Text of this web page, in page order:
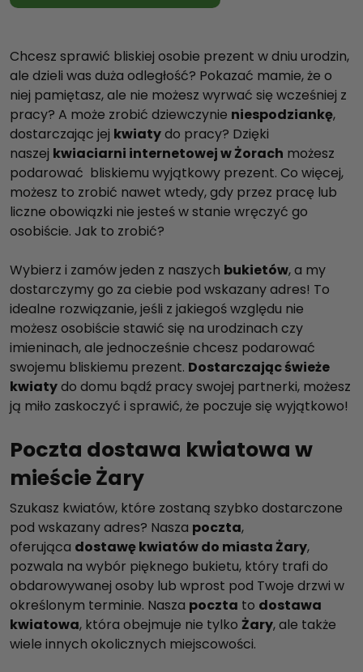
Chcesz sprawić bliskiej osobie prezent w dniu urodzin,
ale dzieli was duża odległość? Pokazać mamie, że o
niej pamiętasz, ale nie możesz wyrwać się wcześniej z
pracy? A może zrobić dziewczynie niespodziankę,
dostarczając jej kwiatydo pracy? Dzięki
naszej kwiaciarni internetowej w Żorach możesz
podarować bliskiemu wyjątkowy prezent. Co więcej,
możesz to zrobić nawet wtedy, gdy przez pracę lub
liczne obowiązki nie jesteś w stanie wręczyć go
osobiście. Jak to zrobić?
Wybierz i zamów jeden z naszych bukietów, a my
dostarczymy go za ciebie pod wskazany adres! To
idealne rozwiązanie, jeśli z jakiegoś względu nie
możesz osobiście stawić się na urodzinach czy
imieninach, ale jednocześnie chcesz podarować
swojemu bliskiemu prezent. Dostarczając świeże
kwiatydo domu bądź pracy swojej partnerki, możesz
ją miło zaskoczyć i sprawić, że poczuje się wyjątkowo!
Poczta dostawa kwiatowa w
mieście Żary
Szukasz kwiatów, które zostaną szybko dostarczone
pod wskazany adres? Nasza poczta,
oferująca dostawę kwiatów do miasta Żary,
pozwala na wybór pięknego bukietu, który trafi do
obdarowywanej osoby lub wprost pod Twoje drzwi w
określonym terminie. Nasza poczta to dostawa
kwiatowa, która obejmuje nie tylko Żary, ale także
wiele innych okolicznych miejscowości.